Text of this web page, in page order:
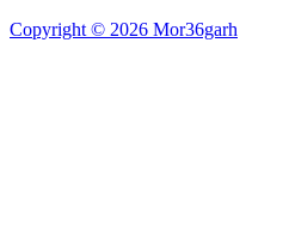
Copyright © 2026 Mor36garh